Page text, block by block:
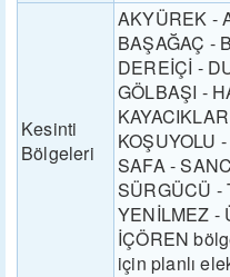
Kesinti
Bölgeleri
AKYÜREK -
BAŞAĞAÇ -
DEREİÇİ -
GÖLBAŞI -
KOŞUYOLU
SAFA -
SÜRGÜCÜ -
YENİLMEZ -
İÇÖREN
için planlı